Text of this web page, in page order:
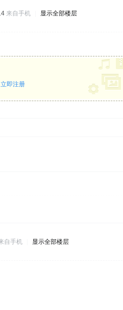
来自手机 显示全部楼层
立即注册
自手机 显示全部楼层